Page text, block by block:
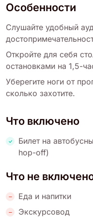
Особенности
Слушайте удобный
Откройте для себя
остановками на 1,5-
Уберегите ноги от
сколько захотите.
Что включено
Билет на
hop-off)
Что не
Еда и напитки
Экскурсовод